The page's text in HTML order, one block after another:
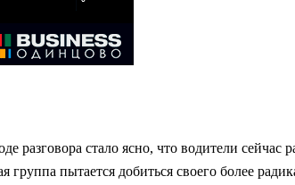
разговора стало ясно, что водители
пытается добиться своего более